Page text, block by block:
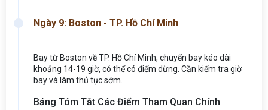
Ngày 9: Boston - TP. Hồ Chí Minh
Bay từ Boston về TP. Hồ Chí Minh, chuyến bay kéo dài
khoảng 14-19 giờ, có thể có điểm dừng. Cần kiểm tra giờ
bay và làm thủ tục sớm.
Bảng Tóm Tắt Các Điểm Tham Quan Chính